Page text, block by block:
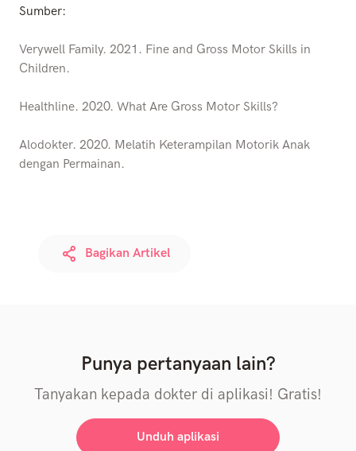
Sumber:
Verywell Family. 2021. Fine and Gross Motor Skills in
Children.
Healthline. 2020. What Are Gross Motor Skills?
Alodokter. 2020. Melatih Keterampilan Motorik Anak
dengan Permainan.
Bagikan Artikel
Punya pertanyaan lain?
Tanyakan kepada dokter di aplikasi! Gratis!
Unduh aplikasi